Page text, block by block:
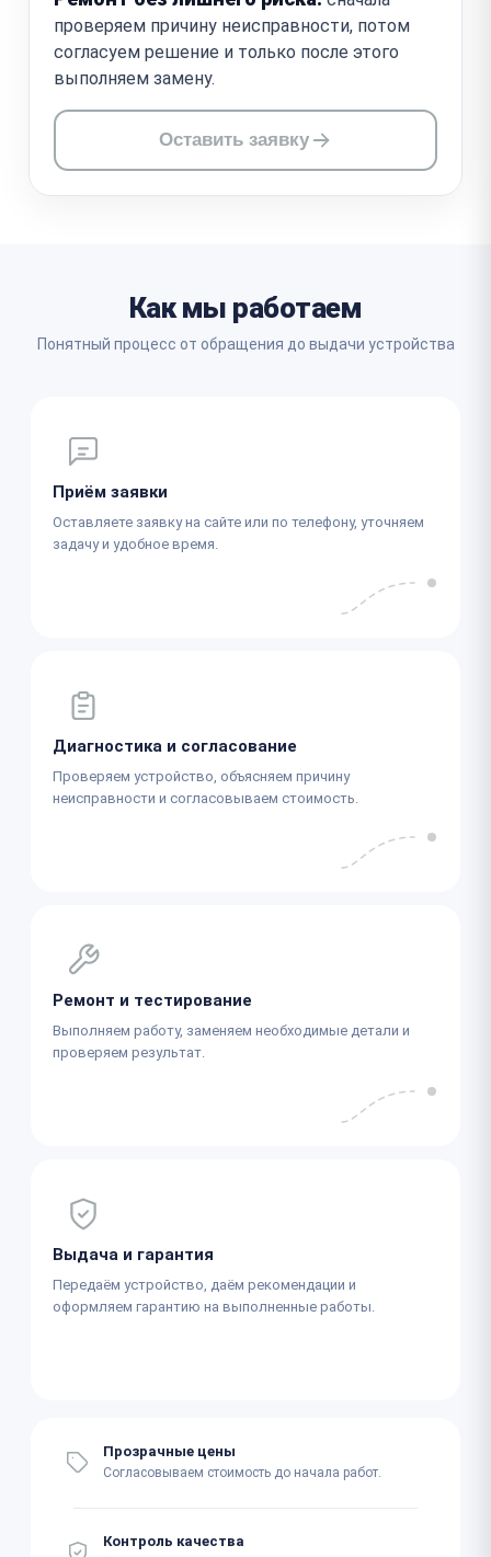
проверяем причину неисправности, потом
согласуем решение и только после этого
выполняем замену.
Оставить заявку
Как мы работаем
Понятный процесс от обращения до выдачи устройства
Приём заявки
Оставляете заявку на сайте или по телефону, уточняем
задачу и удобное время.
Диагностика и согласование
Проверяем устройство, объясняем причину
неисправности и согласовываем стоимость.
Ремонт и тестирование
Выполняем работу, заменяем необходимые детали и
проверяем результат.
Выдача и гарантия
Передаём устройство, даём рекомендации и
оформляем гарантию на выполненные работы.
Прозрачные цены
Согласовываем стоимость до начала работ.
Контроль качества